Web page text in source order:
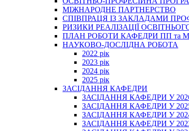
МІЖНАРОДНЕ ПАРТНЕРСТВО
СПІВПРАЦЯ ІЗ ЗАКЛАДАМИ
РИЗИКИ РЕАЛІЗАЦІЇ
ПЛАН РОБОТИ КАФЕДРИ ПП та М
НАУКОВО-ДОСЛІДНА РОБОТА
2022 рік
2023 рік
2024 рік
2025 рік
ЗАСІДАННЯ КАФЕДРИ
ЗАСІДАННЯ КАФЕДРИ У
ЗАСІДАННЯ КАФЕДРИ У
ЗАСІДАННЯ КАФЕДРИ У
ЗАСІДАННЯ КАФЕДРИ У